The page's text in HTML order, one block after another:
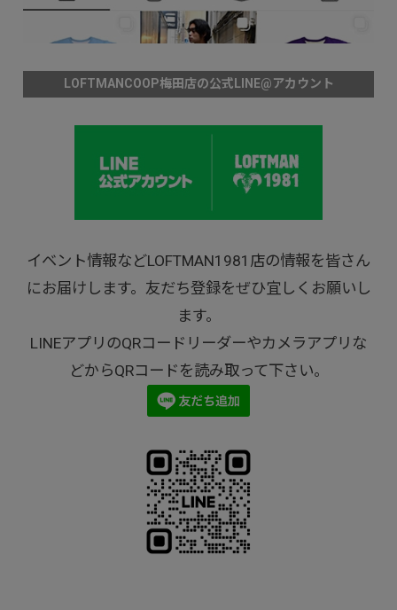
LOFTMANCOOP梅田店の公式LINE@アカウント
イベント情報などLOFTMAN1981店の情報を皆さん
にお届けします。友だち登録をぜひ宜しくお願いし
ます。
LINEアプリのQRコードリーダーやカメラアプリな
どからQRコードを読み取って下さい。